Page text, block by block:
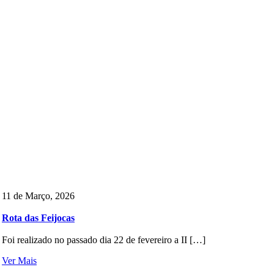
11 de Março, 2026
Rota das Feijocas
Foi realizado no passado dia 22 de fevereiro a II […]
Ver Mais